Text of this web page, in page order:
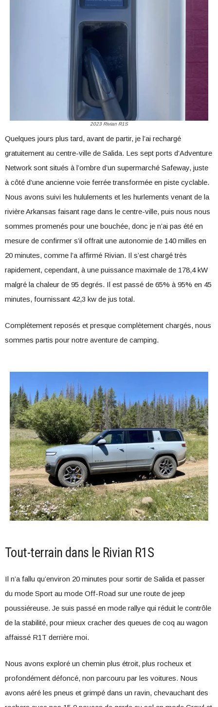
2023 Rivian R1S
Quelques jours plus tard, avant de partir, je l’ai rechargé
gratuitement au centre-ville de Salida. Les sept ports d’Adventure
Network sont situés à l’ombre d’un supermarché Safeway, juste
à côté d’une ancienne voie ferrée transformée en piste cyclable.
Nous avons suivi les hululements et les hurlements venant de la
rivière Arkansas faisant rage dans le centre-ville, puis nous nous
sommes promenés pour une bouchée, donc je n’ai pas été en
mesure de confirmer s’il offrait une autonomie de 140 milles en
20 minutes, comme l’a affirmé Rivian. Il s’est chargé très
rapidement, cependant, à une puissance maximale de 178,4 kW
malgré la chaleur de 95 degrés. Il est passé de 65% à 95% en 45
minutes, fournissant 42,3 kw de jus total.
Complètement reposés et presque complètement chargés, nous
sommes partis pour notre aventure de camping.
Tout-terrain dans le Rivian R1S
Il n’a fallu qu’environ 20 minutes pour sortir de Salida et passer
du mode Sport au mode Off-Road sur une route de jeep
poussiéreuse. Je suis passé en mode rallye qui réduit le contrôle
de la stabilité, pour mieux cracher des queues de coq au wagon
affaissé R1T derrière moi.
Nous avons exploré un chemin plus étroit, plus rocheux et
profondément défoncé, non parcouru par les voitures. Nous
avons aéré les pneus et grimpé dans un ravin, chevauchant des